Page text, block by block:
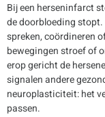
Bij een herseninfarct
de doorbloeding
spreken, coördineren
bewegingen stroef of
erop gericht de
signalen andere
neuroplasticiteit: het
passen.